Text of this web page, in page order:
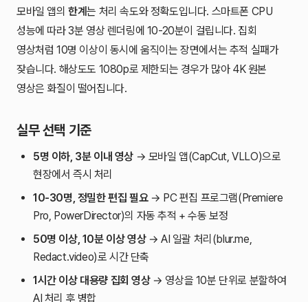
모바일 앱의한계는 처리 속도와 정확도입니다. 스마트폰 CPU
성능에 따라 3분 영상 렌더링에 10-20분이 걸립니다. 집회
영상처럼 10명 이상이 동시에 움직이는 장면에서는 추적 실패가
잦습니다. 해상도도 1080p로 제한되는 경우가 많아 4K 원본
영상은 화질이 떨어집니다.
실무 선택 기준
5명 이하, 3분 이내 영상 → 모바일 앱(CapCut, VLLO)으로
현장에서 즉시 처리
10-30명, 정밀한 편집 필요→ PC 편집 프로그램(Premiere
Pro, PowerDirector)의 자동 추적 + 수동 보정
50명 이상, 10분 이상 영상→ AI 일괄 처리(blur.me,
Redact.video)로 시간 단축
1시간 이상 대용량 집회 영상→ 영상을 10분 단위로 분할하여
AI 처리 후 병합